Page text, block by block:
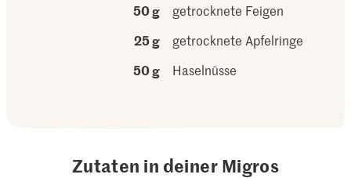
50 g
getrocknete Feigen
25 g
getrocknete Apfelringe
50 g
Haselnüsse
Zutaten in deiner Migros